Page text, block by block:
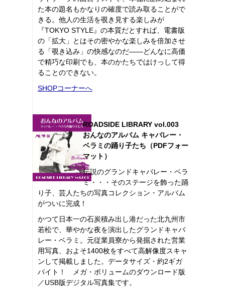
た本の題名もかなりの確度で読み取ることがで
きる。他人の生活を覗き見する楽しみが
『TOKYO STYLE』の本質だとすれば、電書版
の「拡大」とはその密やかな楽しみを倍加させ
る「覗き込み」の快感なのだ――どんなに高価
で精巧な印刷でも、本のかたちではけっして得
ることのできない。
SHOPコーナーへ
ROADSIDE LIBRARY vol.003
おんなのアルバム キャバレー・
ベラミの踊り子たち（PDFフォー
マット）
伝説のグランドキャバレー・ベラ
ミ・・・そのステージを飾った踊
り子、芸人たちの写真コレクション・アルバム
がついに完成！
かつて日本一の石炭積み出し港だった北九州市
若松で、華やかな夜を演出したグランドキャバ
レー・ベラミ。元従業員寮から発掘された営業
用写真、およそ1400枚をすべて高解像度スキャ
ンして掲載しました。データサイズ・約2ギガ
バイト！ メガ・ボリュームのダウンロード版
／USB版デジタル写真集です。